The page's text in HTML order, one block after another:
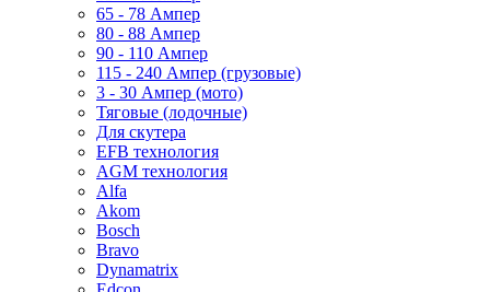
65 - 78 Ампер
80 - 88 Ампер
90 - 110 Ампер
115 - 240 Ампер (грузовые)
3 - 30 Ампер (мото)
Тяговые (лодочные)
Для скутера
EFB технология
AGM технология
Alfa
Akom
Bosch
Bravo
Dynamatrix